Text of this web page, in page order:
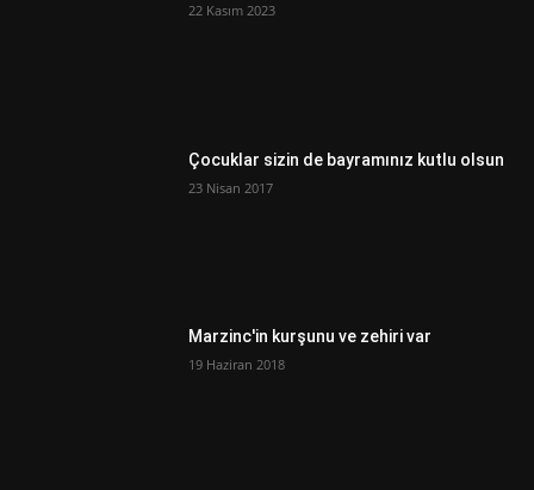
22 Kasım 2023
Çocuklar sizin de bayramınız kutlu olsun
23 Nisan 2017
Marzinc'in kurşunu ve zehiri var
19 Haziran 2018